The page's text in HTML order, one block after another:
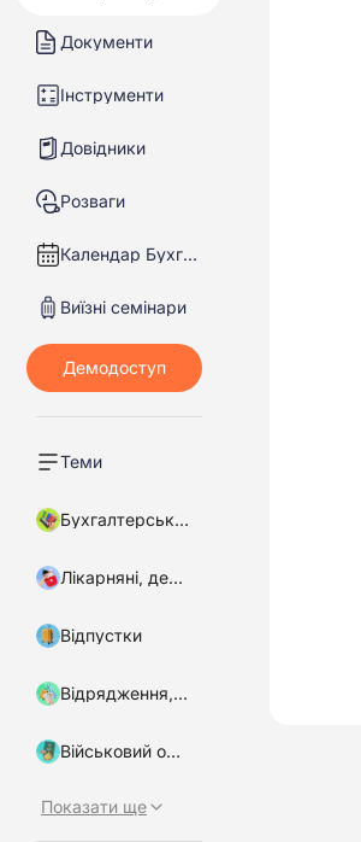
Документи
Інструменти
Довідники
Розваги
Календар Бухгалтера
Виїзні семінари
Теми
Бухгалтерський облік
Лікарняні, декретні
Відпустки
Відрядження, підзвітні кошти
Військовий облік, бронювання
Показати ще